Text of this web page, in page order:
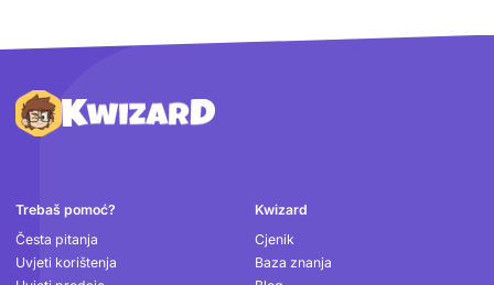
Podnožje
Trebaš pomoć?
Česta pitanja
Uvjeti korištenja
Kwizard
Cjenik
Baza znanja